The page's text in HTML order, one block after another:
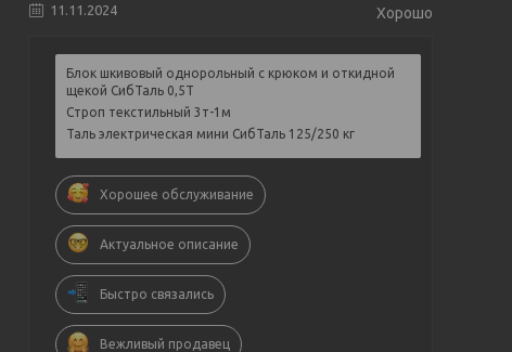
11.11.2024 Хорошо
Блок шкивовый однорольный с крюком и откидной
щекой СибТаль 0,5Т
Строп текстильный 3т-1м
Таль электрическая мини СибТаль 125/250 кг
Хорошее обслуживание
Актуальное описание
Быстро связались
Вежливый продавец